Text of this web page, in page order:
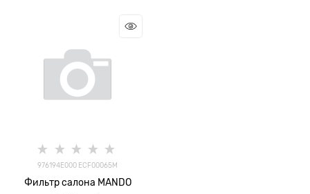
976194E000 ECF00065M
Фильтр салона MANDO